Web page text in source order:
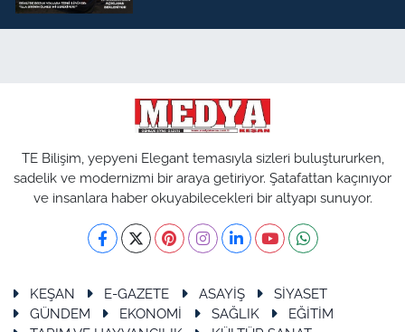
TE Bilişim, yepyeni Elegant temasıyla sizleri buluştururken,
sadelik ve modernizmi bir araya getiriyor. Şatafattan kaçınıyor
ve insanlara haber okuyabilecekleri bir altyapı sunuyor.
KEŞAN E-GAZETE ASAYİŞ
SİYASET
GÜNDEM
EKONOMİ SAĞLIK
EĞİTİM